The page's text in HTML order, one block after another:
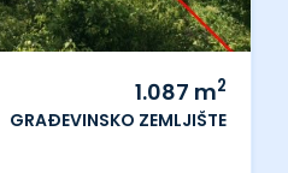
1.087 m2
GRAĐEVINSKO ZEMLJIŠTE